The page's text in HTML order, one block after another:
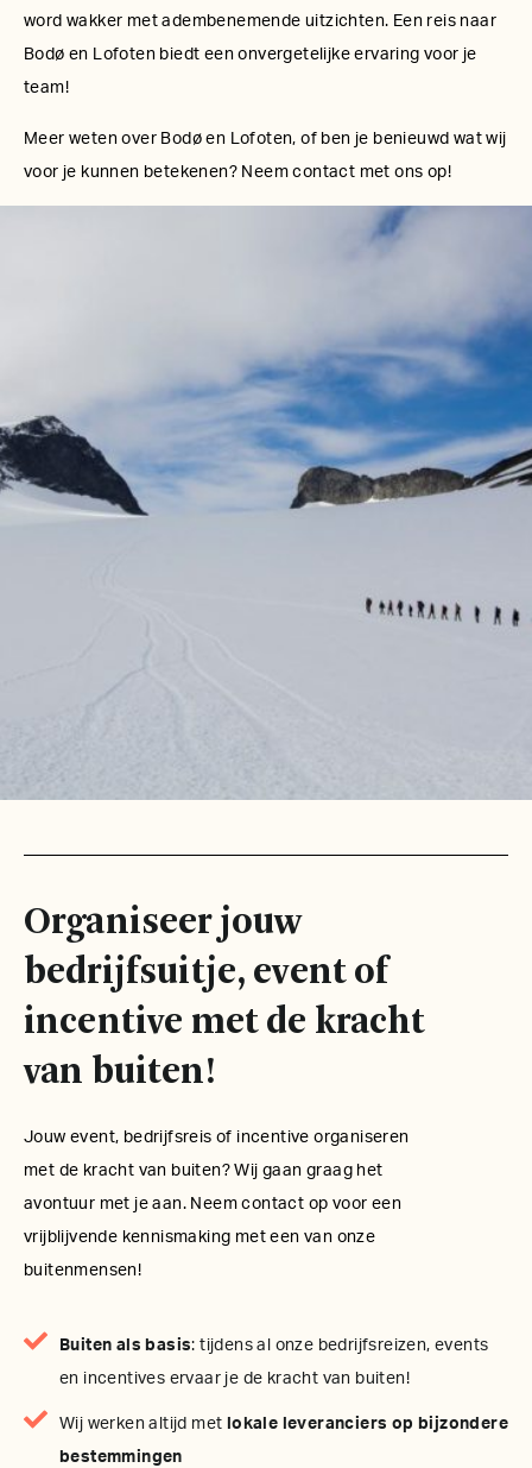
word wakker met adembenemende uitzichten. Een reis naar
Bodø en Lofoten biedt een onvergetelijke ervaring voor je
team!
Meer weten over Bodø en Lofoten, of ben je benieuwd wat wij
voor je kunnen betekenen? Neem contact met ons op!
Organiseer jouw
bedrijfsuitje, event of
incentive met de kracht
van buiten!
Jouw event, bedrijfsreis of incentive organiseren
met de kracht van buiten? Wij gaan graag het
avontuur met je aan. Neem contact op voor een
vrijblijvende kennismaking met een van onze
buitenmensen!
Buiten als basis: tijdens al onze bedrijfsreizen, events
en incentives ervaar je de kracht van buiten!
Wij werken altijd met lokale leveranciers op bijzondere
bestemmingen